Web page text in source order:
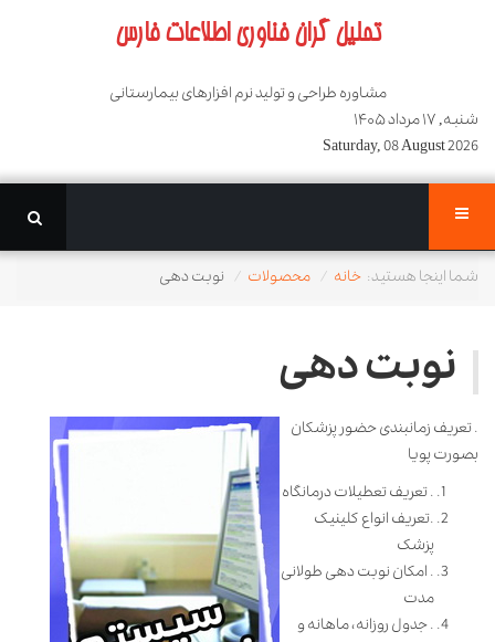
تحلیل گران فناوری اطلاعات فارس
مشاوره طراحی و تولید نرم افزارهای بیمارستانی
شنبه, ۱۷ مرداد ۱۴۰۵
Saturday, 08 August 2026
شما اینجا هستید: خانه محصولات نوبت دهی
نوبت دهی
. تعریف زمانبندی حضور پزشکان
بصورت پویا
. تعریف تعطیلات درمانگاه
.تعریف انواع کلینیک
پزشک
. امکان نوبت دهی طولانی
مدت
. جدول روزانه، ماهانه و